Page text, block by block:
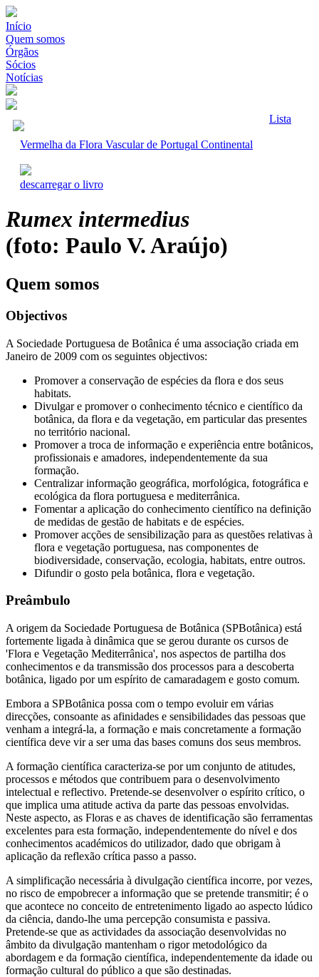
Início
Quem somos
Órgãos
Sócios
Notícias
Lista
Vermelha da Flora Vascular de Portugal Continental
descarregar o livro
Rumex intermedius
(foto: Paulo V. Araújo)
Quem somos
Objectivos
A Sociedade Portuguesa de Botânica é uma associação criada em
Janeiro de 2009 com os seguintes objectivos:
Promover a conservação de espécies da flora e dos seus
habitats.
Divulgar e promover o conhecimento técnico e científico da
botânica, da flora e da vegetação, em particular das presentes
no território nacional.
Promover a troca de informação e experiência entre botânicos,
profissionais e amadores, independentemente da sua
formação.
Centralizar informação geográfica, morfológica, fotográfica e
ecológica da flora portuguesa e mediterrânica.
Fomentar a aplicação do conhecimento científico na definição
de medidas de gestão de habitats e de espécies.
Promover acções de sensibilização para as questões relativas à
flora e vegetação portuguesa, nas componentes de
biodiversidade, conservação, ecologia, habitats, entre outros.
Difundir o gosto pela botânica, flora e vegetação.
Preâmbulo
A origem da Sociedade Portuguesa de Botânica (SPBotânica) está
fortemente ligada à dinâmica que se gerou durante os cursos de
'Flora e Vegetação Mediterrânica', nos aspectos de partilha dos
conhecimentos e da transmissão dos processos para a descoberta
botânica, ligado por um espírito de camaradagem e gosto comum.
Embora a SPBotânica possa com o tempo evoluir em várias
direcções, consoante as afinidades e sensibilidades das pessoas que
venham a integrá-la, a formação e mais concretamente a formação
científica deve vir a ser uma das bases comuns dos seus membros.
A formação científica caracteriza-se por um conjunto de atitudes,
processos e métodos que contribuem para o desenvolvimento
intelectual e reflectivo. Pretende-se desenvolver o espírito crítico, o
que implica uma atitude activa da parte das pessoas envolvidas.
Neste aspecto, as Floras e as chaves de identificação são ferramentas
excelentes para esta formação, independentemente do nível e dos
conhecimentos académicos do utilizador, dado que obrigam à
aplicação da reflexão crítica passo a passo.
A simplificação necessária à divulgação científica incorre, por vezes,
no risco de empobrecer a informação que se pretende transmitir; é o
que acontece no conceito de entretenimento ligado ao aspecto lúdico
da ciência, dando-lhe uma percepção consumista e passiva.
Pretende-se que as actividades da associação desenvolvidas no
âmbito da divulgação mantenham o rigor metodológico da
abordagem e da formação científica, independentemente da idade ou
formação cultural do público a que são destinadas.